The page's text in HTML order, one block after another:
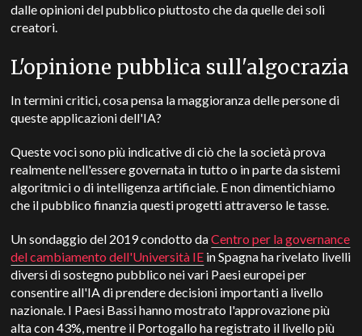
dalle opinioni del pubblico piuttosto che da quelle dei soli
creatori.
L'opinione pubblica sull'algocrazia
In termini critici, cosa pensa la maggioranza delle persone di
queste applicazioni dell'IA?
Queste voci sono più indicative di ciò che la società prova
realmente nell'essere governata in tutto o in parte da sistemi
algoritmici o di intelligenza artificiale. E non dimentichiamo
che il pubblico finanzia questi progetti attraverso le tasse.
Un sondaggio del 2019 condotto daCentro per la governance
del cambiamento dell'Università IE in Spagna ha rivelato livelli
diversi di sostegno pubblico nei vari Paesi europei per
consentire all'IA di prendere decisioni importanti a livello
nazionale. I Paesi Bassi hanno mostrato l'approvazione più
alta con 43%, mentre il Portogallo ha registrato il livello più